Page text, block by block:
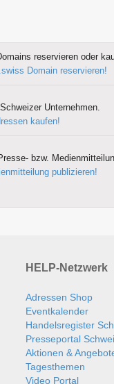
reservieren oder
Domain reservieren!
Unternehmen.
kaufen!
bzw.
publizieren!
HELP-Netzwerk
Adressen Shop
Eventkalender
Handelsregister
Presseportal
Aktionen &
Tagesthemen
Video Portal